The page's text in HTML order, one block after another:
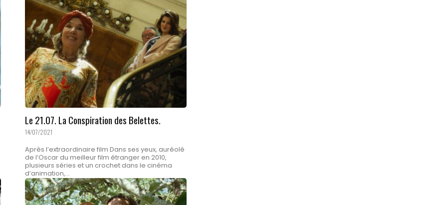
Le 21.07. La Conspiration des Belettes.
14/07/2021
Après l’extraordinaire film Dans ses yeux, auréolé
de l’Oscar du meilleur film étranger en 2010,
plusieurs séries et un crochet dans le cinéma
d’animation,...